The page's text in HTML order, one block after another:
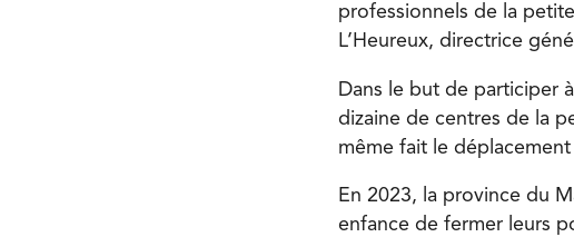
professionnels de la
L’Heureux, directrice
Dans le but de participer
dizaine de centres de la
même fait le
En 2023, la province du
enfance de fermer leurs